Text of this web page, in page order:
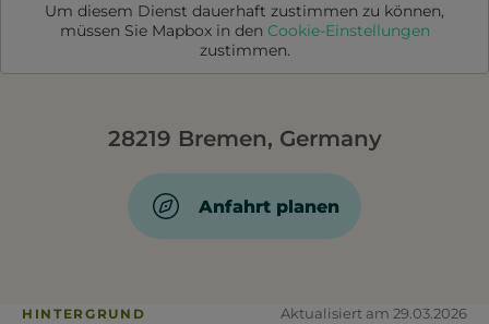
Um diesem Dienst dauerhaft zustimmen zu können,
müssen Sie Mapboxin den Cookie-Einstellungen
zustimmen.
28219 Bremen, Germany
Anfahrt planen
HINTERGRUND Aktualisiert am 29.03.2026